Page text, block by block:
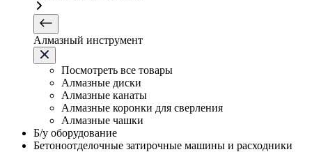
Алмазный инструмент
Посмотреть все товары
Алмазные диски
Алмазные канаты
Алмазные коронки для сверления
Алмазные чашки
Б/у оборудование
Бетоноотделочные затирочные машины и расходники